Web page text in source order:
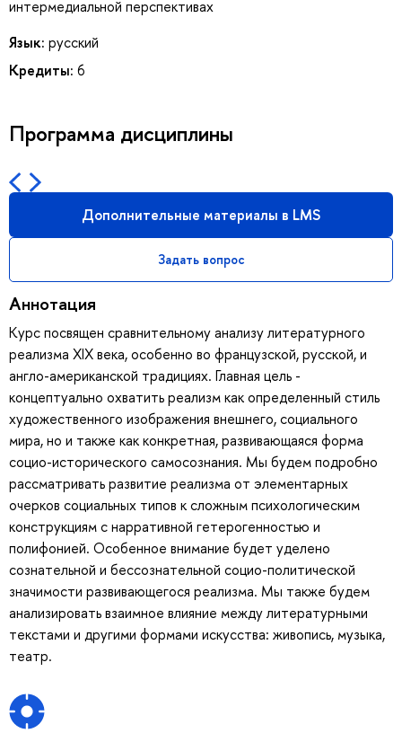
интермедиальной перспективах
Язык: русский
Кредиты: 6
Программа дисциплины
Дополнительные материалы в LMS
Задать вопрос
Аннотация
Курс посвящен сравнительному анализу литературного
реализма XIX века, особенно во французской, русской, и
англо-американской традициях. Главная цель -
концептуально охватить реализм как определенный стиль
художественного изображения внешнего, социального
мира, но и также как конкретная, развивающаяся форма
социо-исторического самосознания. Мы будем подробно
рассматривать развитие реализма от элементарных
очерков социальных типов к сложным психологическим
конструкциям с нарративной гетерогенностью и
полифонией. Особенное внимание будет уделено
сознательной и бессознательной социо-политической
значимости развивающегося реализма. Мы также будем
анализировать взаимное влияние между литературными
текстами и другими формами искусства: живопись, музыка,
театр.